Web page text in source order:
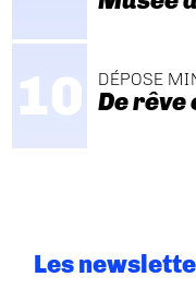
DÉPOSE
De rêve
Les